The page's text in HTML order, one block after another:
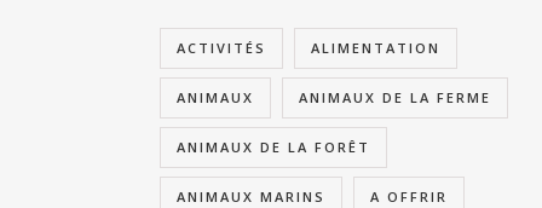
ACTIVITÉS ALIMENTATION
ANIMAUX ANIMAUX DE LA FERME
ANIMAUX DE LA FORÊT
ANIMAUX MARINS A OFFRIR